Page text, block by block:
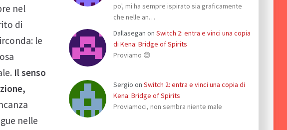
nel
di
le
Il senso
nelle
po', mi ha sempre ispirato sia graficamente
che nelle an…
Dallasegan on Switch 2: entra e vinci una copia
di Kena: Bridge of Spirits
Proviamo 😊
Sergio on Switch 2: entra e vinci una copia di
Kena: Bridge of Spirits
Proviamoci, non sembra niente male